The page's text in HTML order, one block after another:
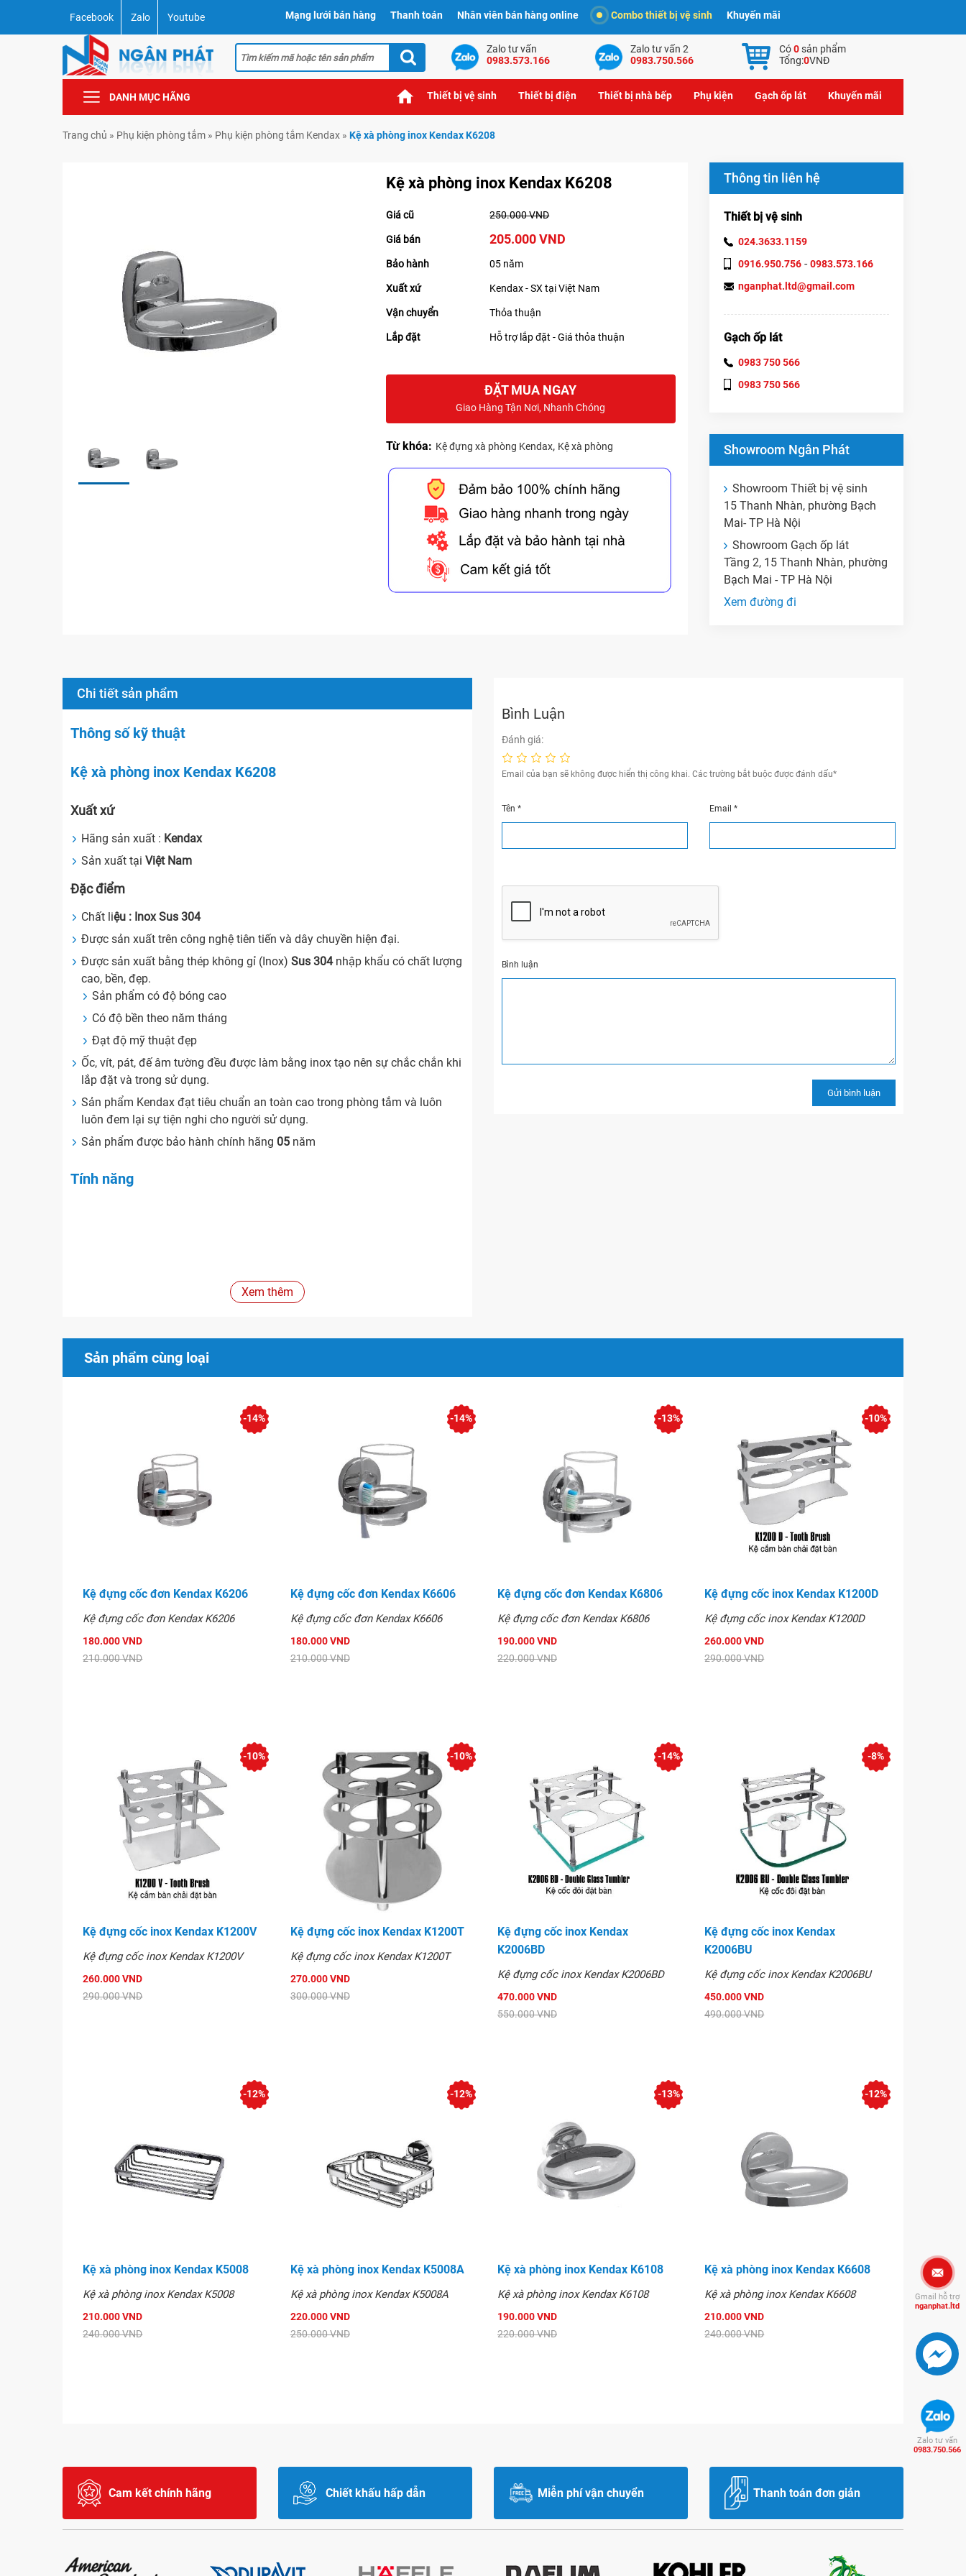
Facebook Zalo Youtube Mạng lưới bán hàng Thanh toán Nhân viên bán hàng online Combo thiết bị vệ sinh Khuyến mãi
Zalo tư vấn
0983.573.166
Zalo tư vấn 2
0983.750.566
Có0sản phẩm
Tổng:0VNĐ
DANH MỤC HÃNG Thiết bị vệ sinh Thiết bị điện Thiết bị nhà bếp Phụ kiện Gạch ốp lát Khuyến mãi
Trang chủ » Phụ kiện phòng tắm » Phụ kiện phòng tắm Kendax » Kệ xà phòng inox Kendax K6208
Kệ xà phòng inox Kendax K6208
Giá cũ 250.000 VND
Giá bán 205.000 VND
Bảo hành 05 năm
Xuất xứ Kendax - SX tại Việt Nam
Vận chuyển Thỏa thuận
Lắp đặt Hỗ trợ lắp đặt - Giá thỏa thuận
ĐẶT MUA NGAY
Giao Hàng Tận Nơi, Nhanh Chóng
Từ khóa: Kệ đựng xà phòng Kendax, Kệ xà phòng
Thông tin liên hệ
Thiết bị vệ sinh
024.3633.1159
0916.950.756 - 0983.573.166
nganphat.ltd@gmail.com
Gạch ốp lát
0983 750 566
0983 750 566
Showroom Ngân Phát
Showroom Thiết bị vệ sinh
15 Thanh Nhàn, phường Bạch
Mai- TP Hà Nội
Showroom Gạch ốp lát
Tầng 2, 15 Thanh Nhàn, phường
Bạch Mai - TP Hà Nội
Xem đường đi
Chi tiết sản phẩm
Thông số kỹ thuật
Kệ xà phòng inox Kendax K6208
Xuất xứ
Hãng sản xuất : Kendax
Sản xuất tạiViệt Nam
Đặc điểm
Chất liệu : Inox Sus 304
Được sản xuất trên công nghệ tiên tiến và dây chuyền hiện đại.
Được sản xuất bằng thép không gỉ (Inox)Sus 304 nhập khẩu có chất lượng
cao, bền, đẹp.
Sản phẩm có độ bóng cao
Có độ bền theo năm tháng
Đạt độ mỹ thuật đẹp
Ốc, vít, pát, đế âm tường đều được làm bằng inox tạo nên sự chắc chắn khi
lắp đặt và trong sử dụng.
Sản phẩm Kendax đạt tiêu chuẩn an toàn cao trong phòng tắm và luôn
luôn đem lại sự tiện nghi cho người sử dụng.
Sản phẩm được bảo hành chính hãng 05 năm
Tính năng
Xem thêm
Bình Luận
Đánh giá:
Email của bạn sẽ không được hiển thị công khai. Các trường bắt buộc được đánh dấu*
Tên* Email *
Bình luận
Sản phẩm cùng loại
Kệ đựng cốc đơn Kendax K6206
Kệ đựng cốc đơn Kendax K6206
180.000 VND
210.000 VND
-14%
Kệ đựng cốc đơn Kendax K6606
Kệ đựng cốc đơn Kendax K6606
180.000 VND
210.000 VND
-14%
Kệ đựng cốc đơn Kendax K6806
Kệ đựng cốc đơn Kendax K6806
190.000 VND
220.000 VND
-13%
Kệ đựng cốc inox Kendax K1200D
Kệ đựng cốc inox Kendax K1200D
260.000 VND
290.000 VND
-10%
Kệ đựng cốc inox Kendax K1200V
Kệ đựng cốc inox Kendax K1200V
260.000 VND
290.000 VND
-10%
Kệ đựng cốc inox Kendax K1200T
Kệ đựng cốc inox Kendax K1200T
270.000 VND
300.000 VND
-10%
Kệ đựng cốc inox Kendax
K2006BD
Kệ đựng cốc inox Kendax K2006BD
470.000 VND
550.000 VND
-14%
Kệ đựng cốc inox Kendax
K2006BU
Kệ đựng cốc inox Kendax K2006BU
450.000 VND
490.000 VND
-8%
Kệ xà phòng inox Kendax K5008
Kệ xà phòng inox Kendax K5008
210.000 VND
240.000 VND
-12%
Kệ xà phòng inox Kendax K5008A
Kệ xà phòng inox Kendax K5008A
220.000 VND
250.000 VND
-12%
Kệ xà phòng inox Kendax K6108
Kệ xà phòng inox Kendax K6108
190.000 VND
220.000 VND
-13%
Kệ xà phòng inox Kendax K6608
Kệ xà phòng inox Kendax K6608
210.000 VND
240.000 VND
-12%
Cam kết chính hãng Chiết khấu hấp dẫn Miễn phí vận chuyển Thanh toán đơn giản
Gmail hỗ trợ
nganphat.ltd
Zalo tư vấn
0983.750.566